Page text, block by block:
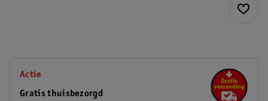
Actie
Gratis thuisbezorgd